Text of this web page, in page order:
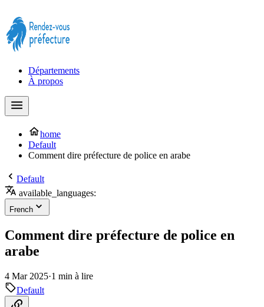
Départements
À propos
home
Default
Comment dire préfecture de police en arabe
Default
available_languages:
French
Comment dire préfecture de police en
arabe
4 Mar 2025·1 min à lire
Default